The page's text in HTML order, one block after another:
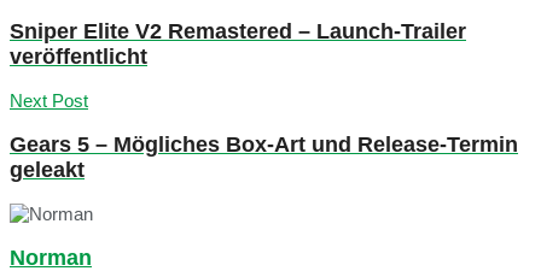
Sniper Elite V2 Remastered – Launch-Trailer
veröffentlicht
Next Post
Gears 5 – Mögliches Box-Art und Release-Termin
geleakt
Norman